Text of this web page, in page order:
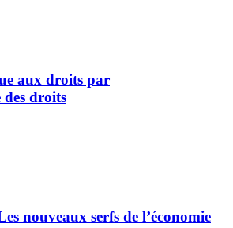
aux droits par
des droits
nouveaux serfs de l’économie